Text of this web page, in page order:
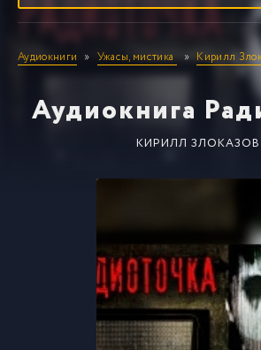
Аудиокниги Ужасы, мистика Кирилл
Аудиокнига
КИРИЛЛ ЗЛОКАЗОВ